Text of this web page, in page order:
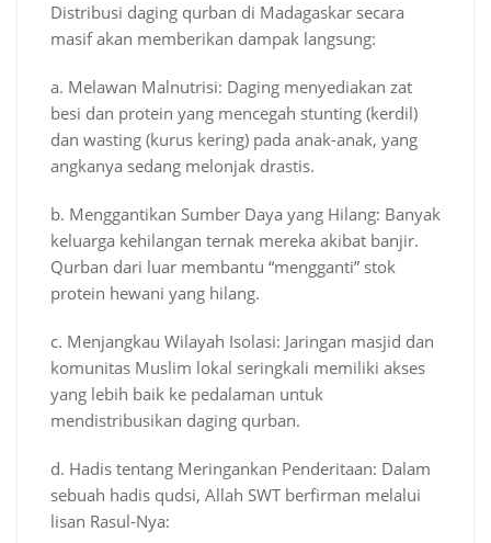
Distribusi daging qurban di Madagaskar secara
masif akan memberikan dampak langsung:
a. Melawan Malnutrisi: Daging menyediakan zat
besi dan protein yang mencegah stunting (kerdil)
dan wasting (kurus kering) pada anak-anak, yang
angkanya sedang melonjak drastis.
b. Menggantikan Sumber Daya yang Hilang: Banyak
keluarga kehilangan ternak mereka akibat banjir.
Qurban dari luar membantu “mengganti” stok
protein hewani yang hilang.
c. Menjangkau Wilayah Isolasi: Jaringan masjid dan
komunitas Muslim lokal seringkali memiliki akses
yang lebih baik ke pedalaman untuk
mendistribusikan daging qurban.
d. Hadis tentang Meringankan Penderitaan: Dalam
sebuah hadis qudsi, Allah SWT berfirman melalui
lisan Rasul-Nya: